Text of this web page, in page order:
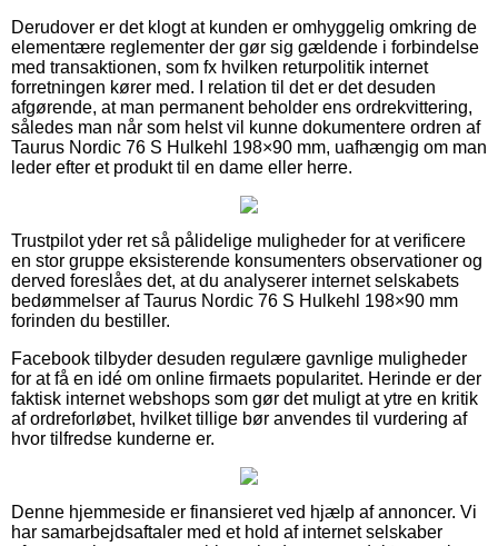
Derudover er det klogt at kunden er omhyggelig omkring de
elementære reglementer der gør sig gældende i forbindelse
med transaktionen, som fx hvilken returpolitik internet
forretningen kører med. I relation til det er det desuden
afgørende, at man permanent beholder ens ordrekvittering,
således man når som helst vil kunne dokumentere ordren af
Taurus Nordic 76 S Hulkehl 198×90 mm, uafhængig om man
leder efter et produkt til en dame eller herre.
Trustpilot yder ret så pålidelige muligheder for at verificere
en stor gruppe eksisterende konsumenters observationer og
derved foreslåes det, at du analyserer internet selskabets
bedømmelser af Taurus Nordic 76 S Hulkehl 198×90 mm
forinden du bestiller.
Facebook tilbyder desuden regulære gavnlige muligheder
for at få en idé om online firmaets popularitet. Herinde er der
faktisk internet webshops som gør det muligt at ytre en kritik
af ordreforløbet, hvilket tillige bør anvendes til vurdering af
hvor tilfredse kunderne er.
Denne hjemmeside er finansieret ved hjælp af annoncer. Vi
har samarbejdsaftaler med et hold af internet selskaber